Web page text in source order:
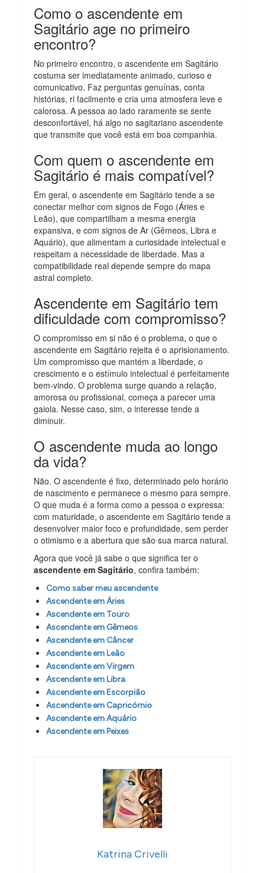
Como o ascendente em
Sagitário age no primeiro
encontro?
No primeiro encontro, o ascendente em Sagitário
costuma ser imediatamente animado, curioso e
comunicativo. Faz perguntas genuínas, conta
histórias, ri facilmente e cria uma atmosfera leve e
calorosa. A pessoa ao lado raramente se sente
desconfortável, há algo no sagitariano ascendente
que transmite que você está em boa companhia.
Com quem o ascendente em
Sagitário é mais compatível?
Em geral, o ascendente em Sagitário tende a se
conectar melhor com signos de Fogo (Áries e
Leão), que compartilham a mesma energia
expansiva, e com signos de Ar (Gêmeos, Libra e
Aquário), que alimentam a curiosidade intelectual e
respeitam a necessidade de liberdade. Mas a
compatibilidade real depende sempre do mapa
astral completo.
Ascendente em Sagitário tem
dificuldade com compromisso?
O compromisso em si não é o problema, o que o
ascendente em Sagitário rejeita é o aprisionamento.
Um compromisso que mantém a liberdade, o
crescimento e o estímulo intelectual é perfeitamente
bem-vindo. O problema surge quando a relação,
amorosa ou profissional, começa a parecer uma
gaiola. Nesse caso, sim, o interesse tende a
diminuir.
O ascendente muda ao longo
da vida?
Não. O ascendente é fixo, determinado pelo horário
de nascimento e permanece o mesmo para sempre.
O que muda é a forma como a pessoa o expressa:
com maturidade, o ascendente em Sagitário tende a
desenvolver maior foco e profundidade, sem perder
o otimismo e a abertura que são sua marca natural.
Agora que você já sabe o que significa ter o
ascendente em Sagitário, confira também:
Como saber meu ascendente
Ascendente em Áries
Ascendente em Touro
Ascendente em Gêmeos
Ascendente em Câncer
Ascendente em Leão
Ascendente em Virgem
Ascendente em Libra
Ascendente em Escorpião
Ascendente em Capricórnio
Ascendente em Aquário
Ascendente em Peixes
Katrina Crivelli